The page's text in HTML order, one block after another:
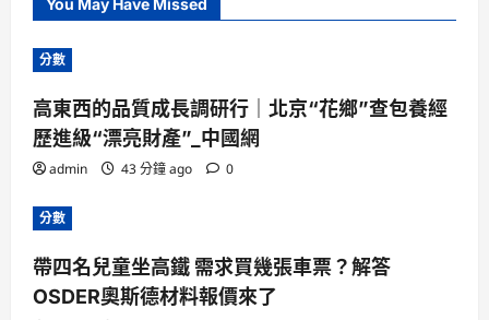
You May Have Missed
分數
高東西的品質成長調研行｜北京“花鄉”查包養經
歷進級“漂亮財產”_中國網
admin 43 分鐘 ago 0
分數
帶四名兒童坐高鐵 需求買幾張車票？解答
OSDER奧斯德材料報價來了